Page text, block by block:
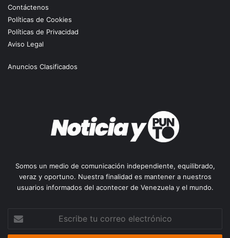
Contáctenos
Políticas de Cookies
Políticas de Privacidad
Aviso Legal
Anuncios Clasificados
Somos un medio de comunicación independiente, equilibrado,
veraz y oportuno. Nuestra finalidad es mantener a nuestros
usuarios informados del acontecer de Venezuela y el mundo.
correo